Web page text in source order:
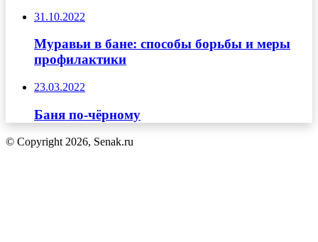
31.10.2022
Муравьи в бане: способы борьбы и меры
профилактики
23.03.2022
Баня по-чёрному
© Copyright 2026, Senak.ru